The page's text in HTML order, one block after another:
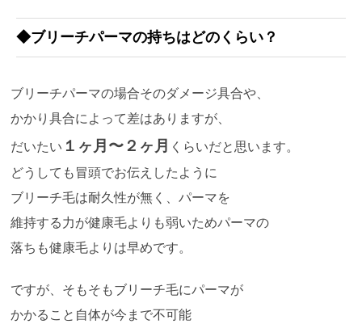
◆ブリーチパーマの持ちはどのくらい？
ブリーチパーマの場合そのダメージ具合や、
かかり具合によって差はありますが、
だいたい １ヶ月〜２ヶ月 くらいだと思います。
どうしても冒頭でお伝えしたように
ブリーチ毛は耐久性が無く、パーマを
維持する力が健康毛よりも弱いためパーマの
落ちも健康毛よりは早めです。
ですが、そもそもブリーチ毛にパーマが
かかること自体が今まで不可能